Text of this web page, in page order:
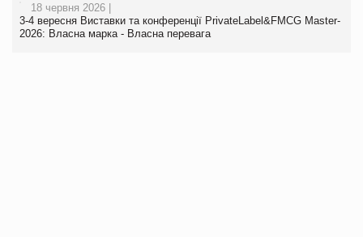
18 червня 2026 |
3-4 вересня Виставки та конференції PrivateLabel&FMCG Master-
2026: Власна марка - Власна перевага